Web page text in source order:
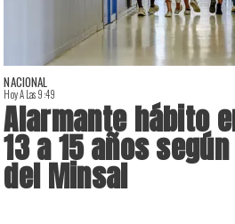
NACIONAL
Hoy A Las 9:49
Alarmante hábito
13 a 15 años
del Minsal